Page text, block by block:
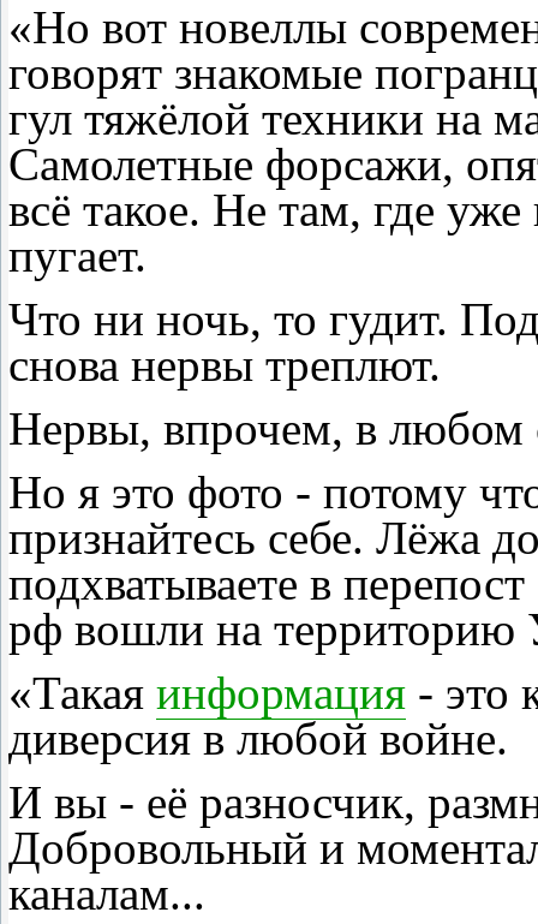
«Но вот новеллы
говорят знакомые
гул тяжёлой техники на
Самолетные форсажи,
всё такое. Не там, где
пугает.
Что ни ночь, то гудит.
снова нервы треплют.
Нервы, впрочем, в любом
Но я это фото - потому
признайтесь себе. Лёжа
подхватываете в
рф вошли на
«Такая информация - это
диверсия в любой войне.
И вы - её разносчик,
Добровольный и
каналам...